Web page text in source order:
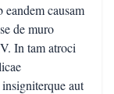
causam
de muro
In tam atroci
aut